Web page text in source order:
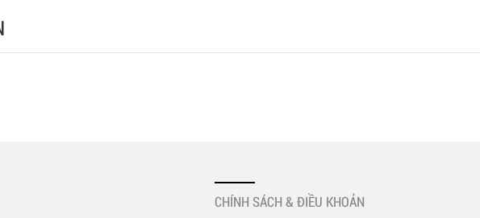
CHÍNH SÁCH & ĐIỀU KHOẢN